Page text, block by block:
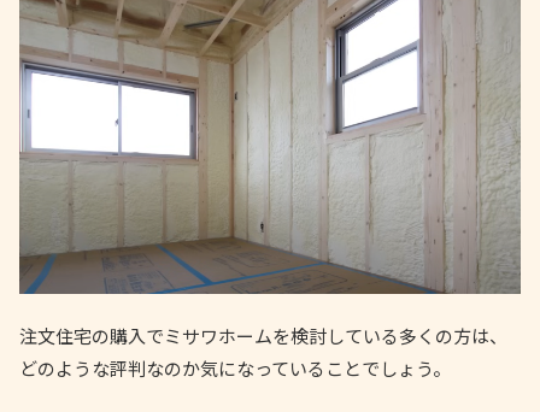
注文住宅の購入でミサワホームを検討している多くの方は、
どのような評判なのか気になっていることでしょう。